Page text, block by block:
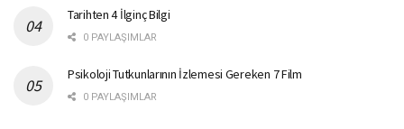
Tarihten 4 İlginç Bilgi
0 PAYLAŞIMLAR
Psikoloji Tutkunlarının İzlemesi Gereken 7 Film
0 PAYLAŞIMLAR